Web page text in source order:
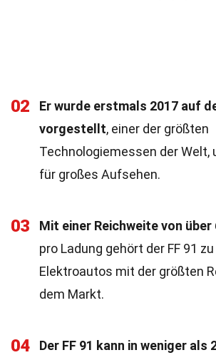
02
Er wurde erstmals 2017 auf
vorgestellt, einer der größten
Technologiemessen der Welt,
für großes Aufsehen.
03
Mit einer Reichweite von
pro Ladung gehört der FF 91
Elektroautos mit der größten
dem Markt.
04
Der FF 91 kann in weniger als